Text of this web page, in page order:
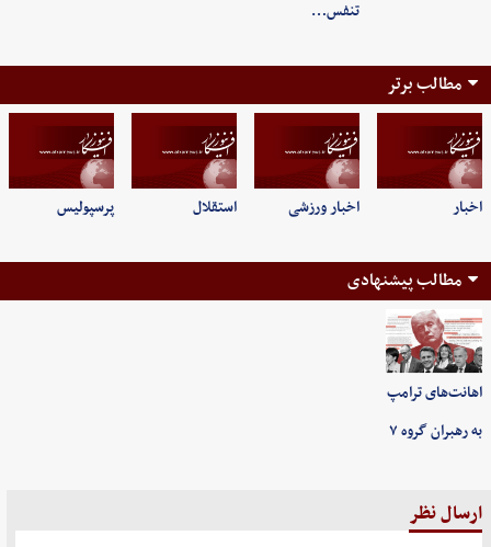
تنفس…
مطالب برتر
اخبار اخبار ورزشی استقلال پرسپولیس
مطالب پیشنهادی
اهانت‌های ترامپ
به رهبران گروه ۷
ارسال نظر